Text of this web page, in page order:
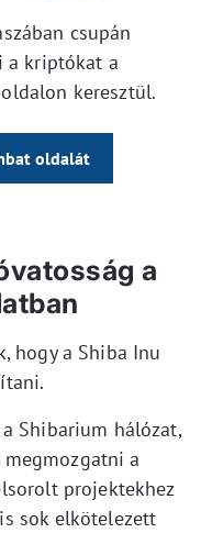
csupán
a kriptókat a
keresztül.
oldalát
a
hogy a Shiba Inu
Shibarium hálózat,
a
projektekhez
sok elkötelezett